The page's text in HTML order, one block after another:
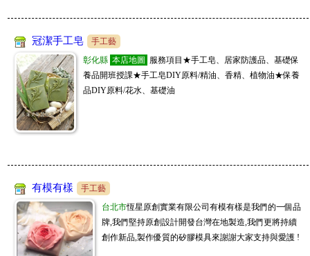
2026夏季新款全面上新 工廠一首貨源批 誠招微代理微信號441884911
07/30 購物商城 家加購GAGAGO
📢新北批發百坪倉庫!一手供貨，寢具家飾、生活五金千種商品，招收直播
主、團媽、自取店 客服ID:scgagago01
07/30 手工藝 冠亦商行
冠亦商行手工皂材料專業分售，請至商店搜尋"冠亦商行"就能找到我們囉! 滿
額贈精油，快來選購喲
07/30 購物商城
07/30 購物商城 JM批發大盤商 www.sofeelco.com
促銷9折,每天刊登新款,敬請關注,全網批發價,頂級原單精品上遊貨源供貨廠商,
一件起批,長期徽招代理批發,大量批價可洽談喔
07/29 購物商城 家加購GAGAGO
📢新北批發百坪倉庫!一手供貨，寢具家飾、生活五金千種商品，招收直播
主、團媽、自取店 客服ID:scgagago01
07/29 購物商城 5800精品批發商 www.5800.com.tw
長期誠招代理,貨源穩定 一手貨源 全台灣一件代發 5800精品批發商 LINE：dj8
冠潔手工皂
手工藝
彰化縣 本店地圖
服務項目★手工皂、居家防護品、基礎保
養品開班授課★手工皂DIY原料/精油、香精、植物油★保養
品DIY原料/花水、基礎油
有模有樣
手工藝
台北市恆星原創實業有限公司有模有樣是我們的一個品
牌,我們堅持原創設計開發台灣在地製造,我們更將持續
創作新品,製作優質的矽膠模具來謝謝大家支持與愛護 !